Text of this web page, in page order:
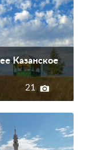
Казанское
21